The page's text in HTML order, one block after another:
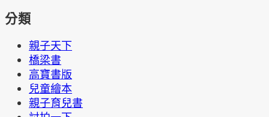
分類
親子天下
橋梁書
高寶書版
兒童繪本
親子育兒書